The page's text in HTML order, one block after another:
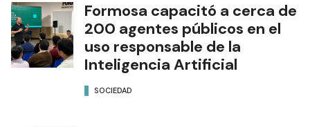
Formosa capacitó a cerca de
200 agentes públicos en el
uso responsable de la
Inteligencia Artificial
SOCIEDAD